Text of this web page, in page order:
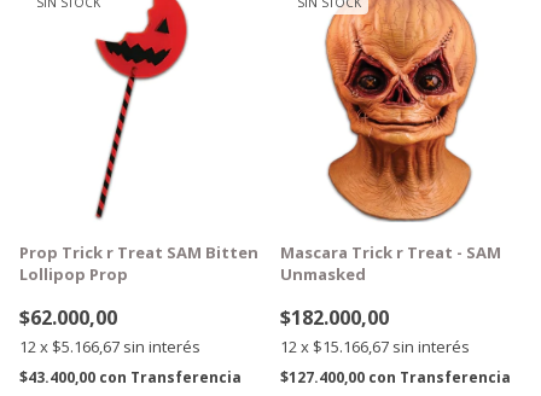
Prop Trick r Treat SAM Bitten
Lollipop Prop
$62.000,00
12x $5.166,67 sin interés
$43.400,00 con Transferencia
GRATIS
Mascara Trick r Treat - SAM
Unmasked
$182.000,00
12x $15.166,67 sin interés
$127.400,00 con Transferencia